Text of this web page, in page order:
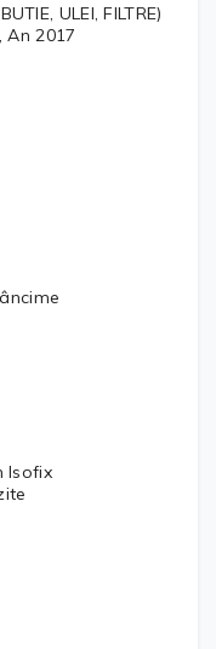
ULEI, FILTRE)
An 2017
Isofix